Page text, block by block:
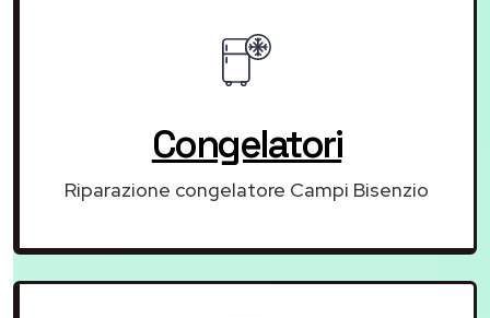
Congelatori
Riparazione congelatore Campi Bisenzio